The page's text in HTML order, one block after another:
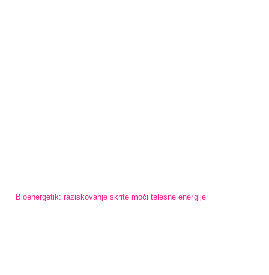
Bioenergetik: raziskovanje skrite moči telesne energije